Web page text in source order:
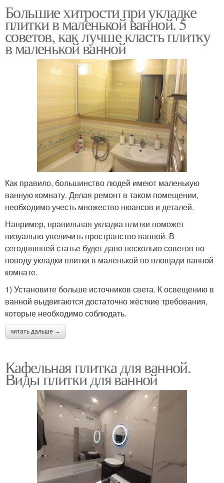
Большие хитрости при укладке
плитки в маленькой ванной. 5
советов, как лучше класть плитку
в маленькой ванной
Как правило, большинство людей имеют маленькую
ванную комнату. Делая ремонт в таком помещении,
необходимо учесть множество нюансов и деталей.
Например, правильная укладка плитки поможет
визуально увеличить пространство ванной. В
сегодняшней статье будет дано несколько советов по
поводу укладки плитки в маленькой по площади ванной
комнате.
1) Установите больше источников света. К освещению в
ванной выдвигаются достаточно жёсткие требования,
которые необходимо соблюдать.
читать дальше →
Кафельная плитка для ванной.
Виды плитки для ванной